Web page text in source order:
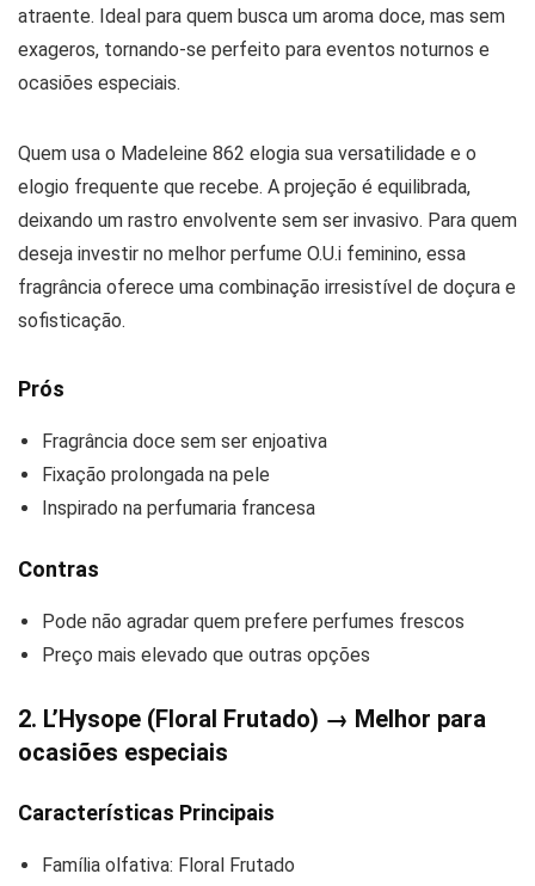
atraente. Ideal para quem busca um aroma doce, mas sem
exageros, tornando-se perfeito para eventos noturnos e
ocasiões especiais.
Quem usa o Madeleine 862 elogia sua versatilidade e o
elogio frequente que recebe. A projeção é equilibrada,
deixando um rastro envolvente sem ser invasivo. Para quem
deseja investir no melhor perfume O.U.i feminino, essa
fragrância oferece uma combinação irresistível de doçura e
sofisticação.
Prós
Fragrância doce sem ser enjoativa
Fixação prolongada na pele
Inspirado na perfumaria francesa
Contras
Pode não agradar quem prefere perfumes frescos
Preço mais elevado que outras opções
2. L’Hysope (Floral Frutado) → Melhor para
ocasiões especiais
Características Principais
Família olfativa: Floral Frutado